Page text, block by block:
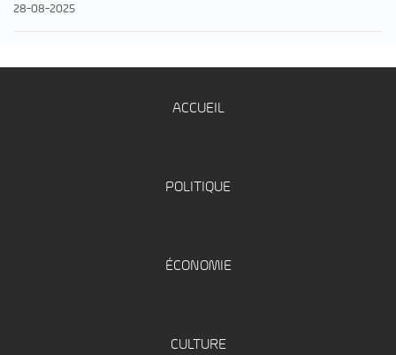
28-08-2025
ACCUEIL
POLITIQUE
ÉCONOMIE
CULTURE